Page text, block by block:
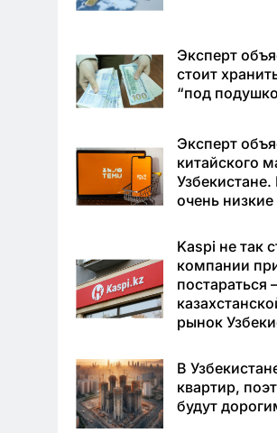
Эксперт
стоит
“под
Эксперт
китайского
Узбекистане.
очень
Kaspi не так
компании
постараться
рынок
В
квартир,
будут